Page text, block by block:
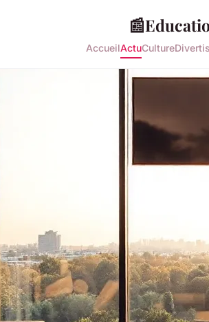
📰
AccueilActuCulture